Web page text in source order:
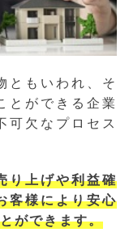
ともいわれ、そ
とができる企業
可欠なプロセス
り上げや利益確
客様により安心
ができます。